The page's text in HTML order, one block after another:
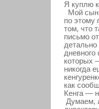
Я куплю
Мой сын
по этому
том, что
письмо
детально
дневного
которых
никогда
как
Кенга —
Думаем,